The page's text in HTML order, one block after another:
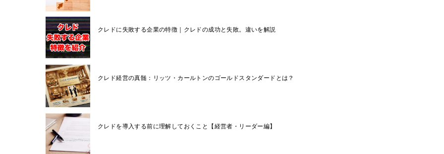
クレドに失敗する企業の特徴｜クレドの成功と失敗。違いを解説
クレド経営の真髄：リッツ・カールトンのゴールドスタンダードとは？
クレドを導入する前に理解しておくこと【経営者・リーダー編】